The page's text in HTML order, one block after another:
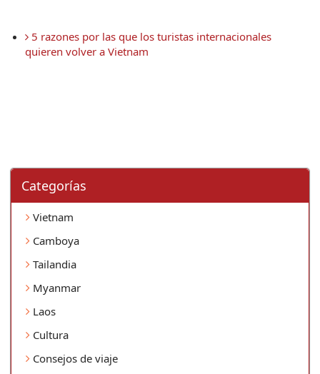
5 razones por las que los turistas internacionales
quieren volver a Vietnam
Categorí­as
Vietnam
Camboya
Tailandia
Myanmar
Laos
Cultura
Consejos de viaje